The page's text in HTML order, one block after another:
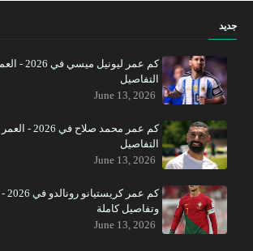
جديد
كم عمر
التفاصيل
June 13, 2026
كم عمر محمد
التفاصيل
June 13, 2026
كم
وتفاصيل كاملة
June 13, 2026